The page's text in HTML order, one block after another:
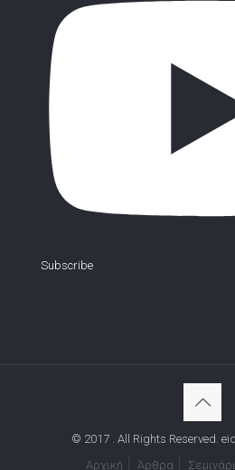
Subscribe
© 2017 . All Rights Reserved.
Αρχική
Άρθρα